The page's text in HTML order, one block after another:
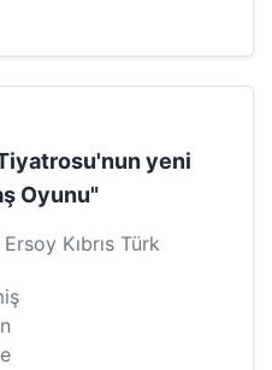
yeni
Oyunu"
Kıbrıs Türk